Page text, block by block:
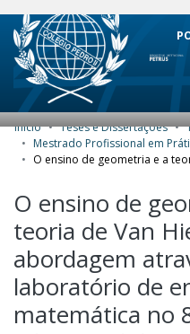
BRAZIL
Simplifique!
Comunica BR
Participe
Acesso à informação
Canais
COMUNIDADES E COLEÇÕES
ESTATÍSTICAS
SOBRE
Início Teses e Dissertações
O ensino de
teoria de Van
abordagem
laboratório de
matemática no